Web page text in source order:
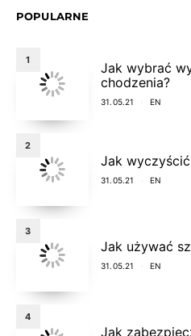
POPULARNE
1
Jak wybrać
chodzenia?
31.05.21 EN
2
Jak
31.05.21 EN
3
Jak używać
31.05.21 EN
4
Jak